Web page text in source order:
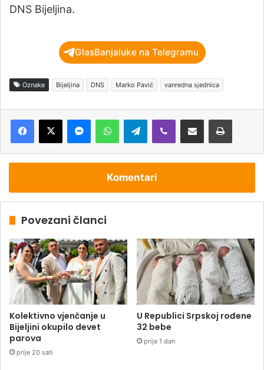
DNS Bijeljina.
GlasBanjaluke na Telegramu
Oznake Bijeljina DNS Marko Pavić vanredna sjednica
Telegram
Komentari
Povezani članci
Kolektivno vjenčanje u
Bijeljini okupilo devet
parova
prije 20 sati
U Republici Srpskoj rođene
32 bebe
prije 1 dan